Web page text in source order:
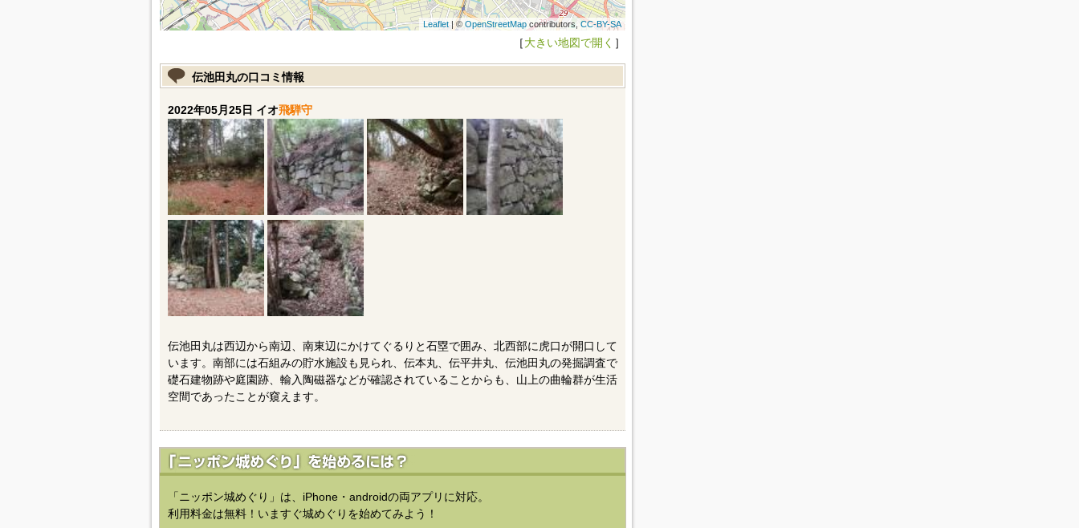
Leaflet| © OpenStreetMapcontributors, CC-BY-SA
［大きい地図で開く ］
伝池田丸の口コミ情報
2022年05月25日 イオ飛騨守
伝池田丸は西辺から南辺、南東辺にかけてぐるりと石塁で囲み、北西部に虎口が開口して
います。南部には石組みの貯水施設も見られ、伝本丸、伝平井丸、伝池田丸の発掘調査で
礎石建物跡や庭園跡、輸入陶磁器などが確認されていることからも、山上の曲輪群が生活
空間であったことが窺えます。
「ニッポン城めぐり」は、iPhone・androidの両アプリに対応。
利用料金は無料！いますぐ城めぐりを始めてみよう！